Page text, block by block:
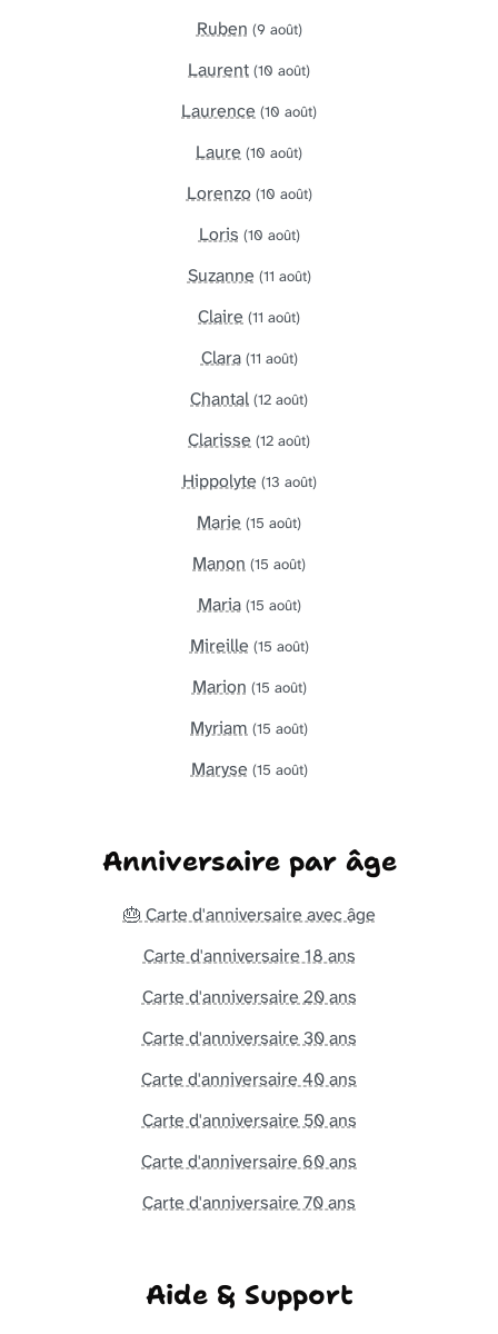
Ruben (9 août)
Laurent (10 août)
Laurence (10 août)
Laure (10 août)
Lorenzo (10 août)
Loris (10 août)
Suzanne (11 août)
Claire (11 août)
Clara (11 août)
Chantal (12 août)
Clarisse (12 août)
Hippolyte (13 août)
Marie (15 août)
Manon (15 août)
Maria (15 août)
Mireille (15 août)
Marion (15 août)
Myriam (15 août)
Maryse (15 août)
Anniversaire par âge
🎂 Carte d'anniversaire avec âge
Carte d'anniversaire 18 ans
Carte d'anniversaire 20 ans
Carte d'anniversaire 30 ans
Carte d'anniversaire 40 ans
Carte d'anniversaire 50 ans
Carte d'anniversaire 60 ans
Carte d'anniversaire 70 ans
Aide & Support